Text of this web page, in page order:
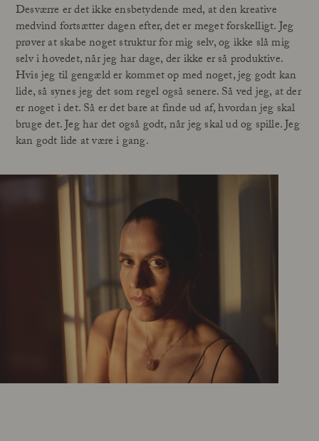
Desværre er det ikke ensbetydende med, at den kreative
medvind fortsætter dagen efter, det er meget forskelligt. Jeg
prøver at skabe noget struktur for mig selv, og ikke slå mig
selv i hovedet, når jeg har dage, der ikke er så produktive.
Hvis jeg til gengæld er kommet op med noget, jeg godt kan
lide, så synes jeg det som regel også senere. Så ved jeg, at der
er noget i det. Så er det bare at finde ud af, hvordan jeg skal
bruge det. Jeg har det også godt, når jeg skal ud og spille. Jeg
kan godt lide at være i gang.